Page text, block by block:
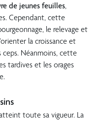
de jeunes feuilles,
Cependant, cette
le relevage et
la croissance et
ceps. Néanmoins, cette
tardives et les orages
toute sa vigueur. La